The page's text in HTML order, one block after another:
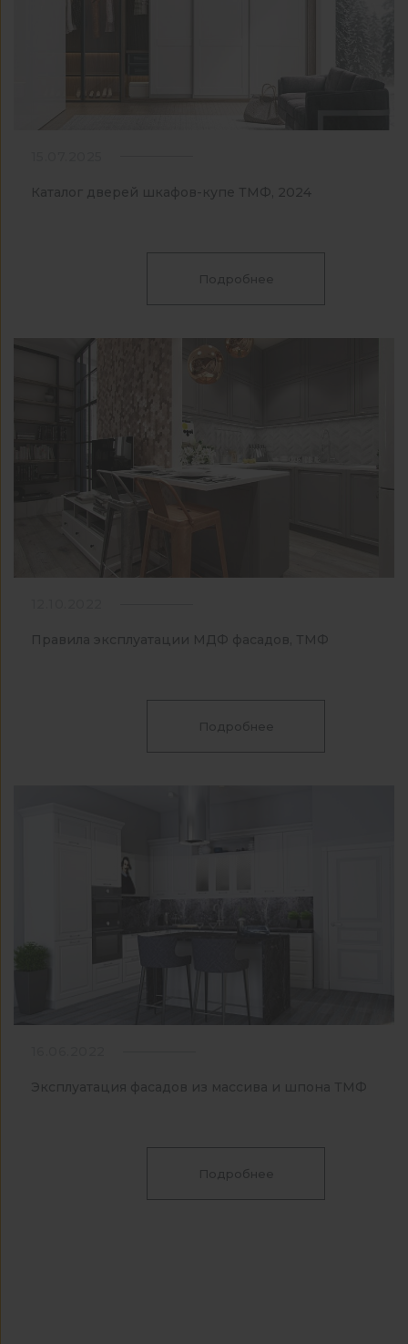
Каталог дверей шкафов-купе ТМФ, 2024
Подробнее
Правила эксплуатации МДФ фасадов, ТМФ
Подробнее
Эксплуатация фасадов из массива и шпона ТМФ
Подробнее